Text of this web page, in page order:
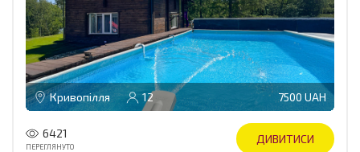
Кривопілля 12 7500 UAH
6421
ПЕРЕГЛЯНУТО
ДИВИТИСИ